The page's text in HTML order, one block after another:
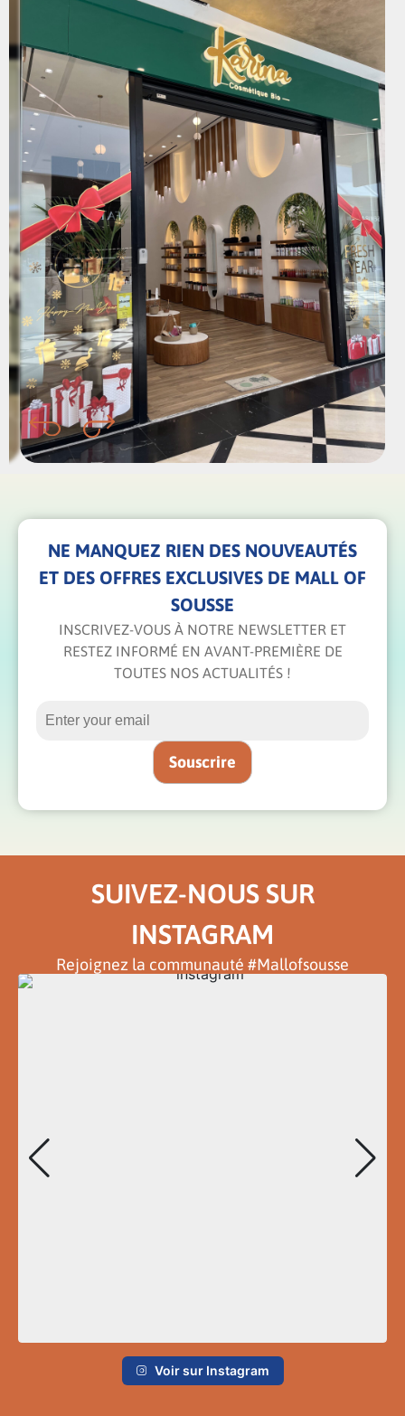
NE MANQUEZ RIEN DES NOUVEAUTÉS
ET DES OFFRES EXCLUSIVES DE MALL OF
SOUSSE
INSCRIVEZ-VOUS À NOTRE NEWSLETTER ET
RESTEZ INFORMÉ EN AVANT-PREMIÈRE DE
TOUTES NOS ACTUALITÉS !
SUIVEZ-NOUS SUR
INSTAGRAM
Rejoignez la communauté #Mallofsousse
Voir sur Instagram